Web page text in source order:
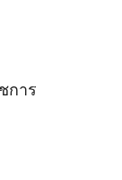
การ